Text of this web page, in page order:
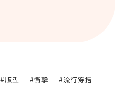
#版型 #衝擊 #流行穿搭